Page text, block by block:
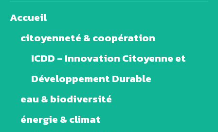
Accueil
citoyenneté & coopération
ICDD – Innovation Citoyenne et
Développement Durable
eau & biodiversité
énergie & climat